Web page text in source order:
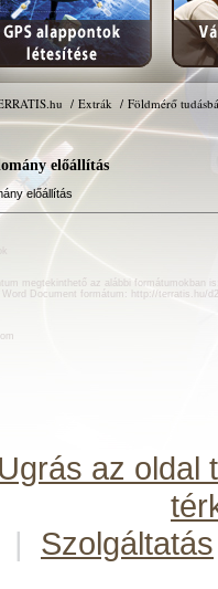
/ Extrák / Földmérő
előállítás
előállítás
megtekinthető az alábbi formátumokban
Document formátum:
http://terratis.hu/
Ugrás az oldal
| Szolgáltatás